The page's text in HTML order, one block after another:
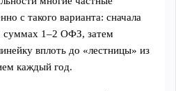
с такого варианта: сначала
суммах 1–2 ОФЗ, затем
вплоть до «лестницы» из
каждый год.